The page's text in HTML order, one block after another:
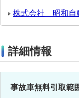
株式会社 昭和自
詳細情報
事故車無料引取範